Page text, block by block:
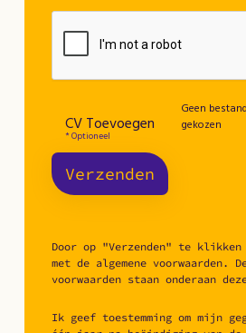
CV Toevoegen
Geen bestand
gekozen
Verzenden
* Optioneel
Door op "Verzenden" te
met de algemene voorwaarden.
voorwaarden staan onderaan
Ik geef toestemming om mijn